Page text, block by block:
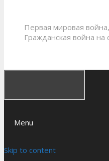
Первая мировая
Гражданская война на
Menu
Skip to content